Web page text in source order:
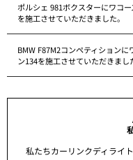
ポルシェ 981ボクスターにワコ
を施工させていただきました。
BMW F87M2コンペティションに
ン134を施工させていただきまし
私たちカーリンクディライト